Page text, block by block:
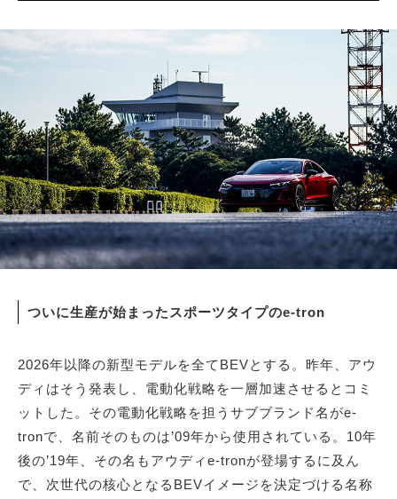
ついに生産が始まったスポーツタイプのe-tron
2026年以降の新型モデルを全てBEVとする。昨年、アウ
ディはそう発表し、電動化戦略を一層加速させるとコミ
ットした。その電動化戦略を担うサブブランド名がe-
tronで、名前そのものは’09年から使用されている。10年
後の’19年、その名もアウディe-tronが登場するに及ん
で、次世代の核心となるBEVイメージを決定づける名称
サイトマップ